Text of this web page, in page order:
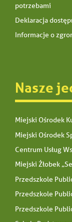
potrzebami
Deklaracja
Informacje o
Nasze
Miejski Ośrodek
Miejski Ośrodek
Centrum Usług
Miejski Żłobek
Przedszkole
Przedszkole
Przedszkole